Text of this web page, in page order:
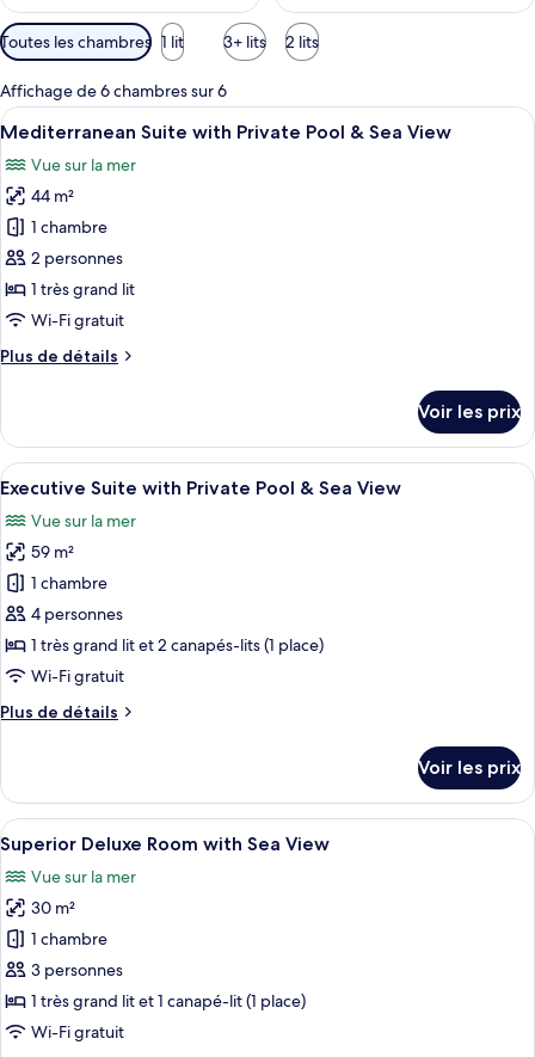
Filtres
disponibles
pour
les
chambres
Toutes les chambres 1 lit 3+ lits 2 lits
Affichage de 6 chambres sur 6
Afficher
toutes
les
photos
pour
ce
type
de
chambre :
Mediterranean
Private
Pool
&
Sea
View
Une chambre d’hôtel moderne
9
Mediterranean Suite with Private Pool & Sea View
Vue sur la mer
44 m²
1 chambre
2 personnes
1 très grand lit
Wi-Fi gratuit
Plus de détails
Plus
le
type
de
Mediterranean
Suite
with
Private
Pool
&
Sea
View
Voir les prix
Afficher
toutes
les
photos
pour
ce
type
de
chambre :
Executive
Private
Pool
&
Sea
View
Une chambre d’hôtel bien rangée,
17
Executive Suite with Private Pool & Sea View
Vue sur la mer
59 m²
1 chambre
4 personnes
1 très grand lit et 2 canapés-lits (1 place)
Wi-Fi gratuit
Plus de détails
Plus
le
type
de
chambre
Executive
Suite
with
Private
Pool
&
Sea
View
Voir les prix
Afficher
toutes
les
photos
pour
ce
type
de
chambre :
Une chambre moderne avec un
6
Superior Deluxe Room with Sea View
Vue sur la mer
30 m²
1 chambre
3 personnes
1 très grand lit et 1 canapé-lit (1 place)
Wi-Fi gratuit